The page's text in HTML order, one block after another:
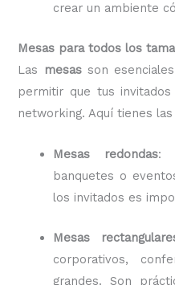
crear un ambiente
Mesas para todos los
Las
mesasson
permitir que tus
networking. Aquí tienes
Mesas redondas:
banquetes o
los invitados es
Mesas
corporativos,
grandes. Son